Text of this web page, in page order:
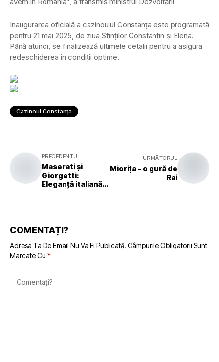
avem în România”, a transmis ministrul Dezvoltării.
Inaugurarea oficială a cazinoului Constanța este programată
pentru 21 mai 2025, de ziua Sfinților Constantin și Elena.
Până atunci, se finalizează ultimele detalii pentru a asigura
redeschiderea în condiții optime.
Cazinoul Constanța
PRECEDENTUL
Maserati și
Giorgetti:
Eleganță italiană
URMĂTORUL
Mioriţa - o gură de
Rai
COMENTAȚI?
Adresa Ta De Email Nu Va Fi Publicată. Câmpurile Obligatorii Sunt
Marcate Cu *